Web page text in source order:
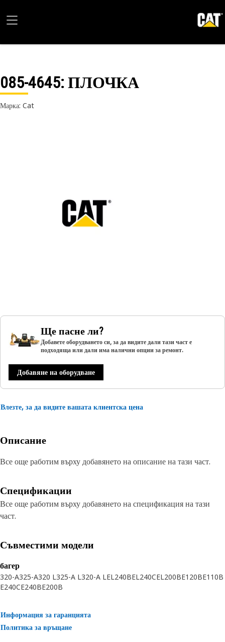
085-4645: ПЛОЧКА
Марка: Cat
Ще пасне ли?
Добавете оборудването си, за да видите дали тази част е
подходяща или дали има налични опции за ремонт.
Добавяне на оборудване
Влезте, за да видите вашата клиентска цена
Описание
Все още работим върху добавянето на описание на тази част.
Спецификации
Все още работим върху добавянето на спецификация на тази
част.
Съвместими модели
багер
320-A325-A320 L325-A L320-A LEL240BEL240CEL200BE120BE110B
E240CE240BE200B
Информация за гаранцията
Политика за връщане